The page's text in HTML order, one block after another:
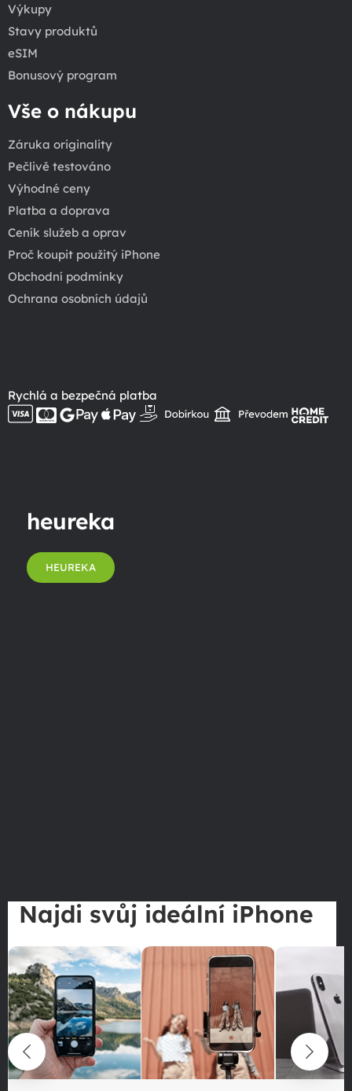
Výkupy
Stavy produktů
eSIM
Bonusový program
Vše o nákupu
Záruka originality
Pečlivě testováno
Výhodné ceny
Platba a doprava
Ceník služeb a oprav
Proč koupit použitý iPhone
Obchodní podmínky
Ochrana osobních údajů
Rychlá a bezpečná platba
heureka
HEUREKA
Najdi svůj ideální iPhone